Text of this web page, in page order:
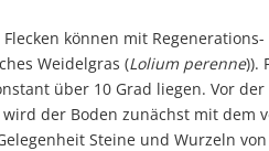
können mit
Weidelgras (Lolium perenne)).
über 10 Grad liegen. Vor
der Boden zunächst mit dem
Steine und Wurzeln